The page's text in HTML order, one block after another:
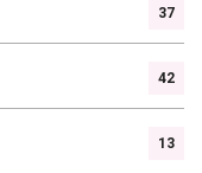
37
42
13